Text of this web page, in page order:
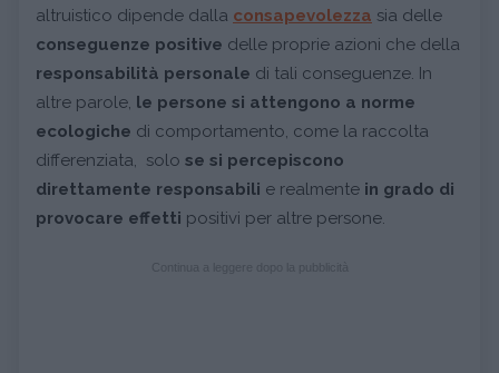
altruistico dipende dalla consapevolezza sia delle
conseguenze positive delle proprie azioni che della
responsabilità personale di tali conseguenze. In
altre parole, le persone si attengono a norme
ecologiche di comportamento, come la raccolta
differenziata, solo se si percepiscono
direttamente responsabili e realmente in grado di
provocare effetti positivi per altre persone.